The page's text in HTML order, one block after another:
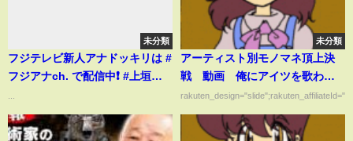
未分類
フジテレビ新人アナドッキリは #
フジアナch. で配信中❗️ #上垣皓
未分類
アーティスト別モノマネ頂上決
戦 動画 俺にアイツを歌わせ
たら右に出るものはいない 1月